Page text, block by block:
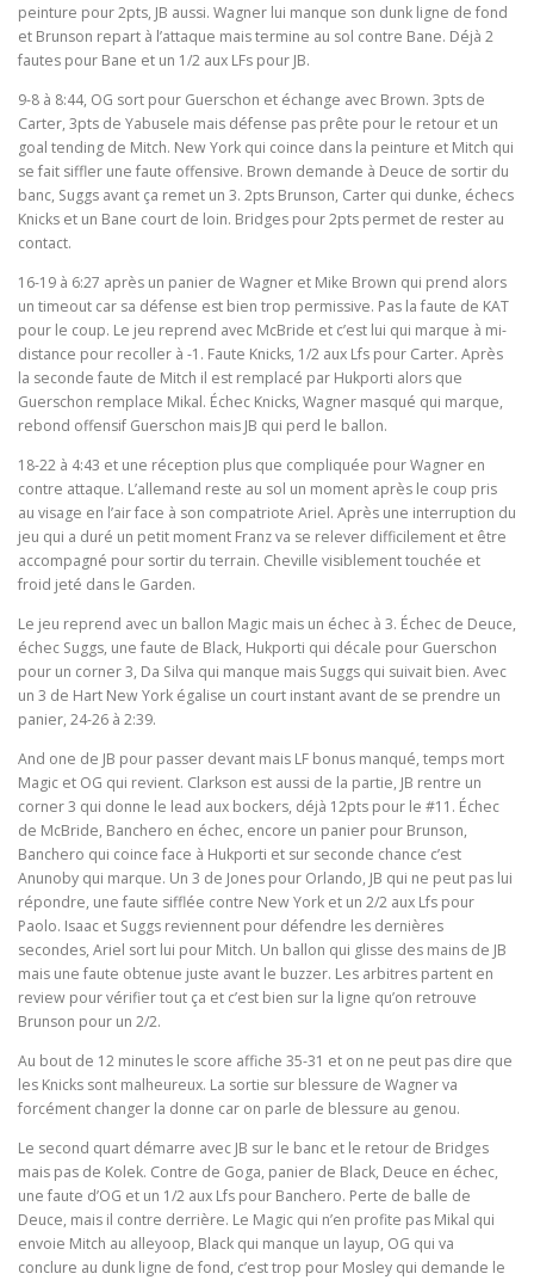
peinture pour 2pts, JB aussi. Wagner lui manque son dunk ligne de fond
et Brunson repart à l’attaque mais termine au sol contre Bane. Déjà 2
fautes pour Bane et un 1/2 aux LFs pour JB.
9-8 à 8:44, OG sort pour Guerschon et échange avec Brown. 3pts de
Carter, 3pts de Yabusele mais défense pas prête pour le retour et un
goal tending de Mitch. New York qui coince dans la peinture et Mitch qui
se fait siffler une faute offensive. Brown demande à Deuce de sortir du
banc, Suggs avant ça remet un 3. 2pts Brunson, Carter qui dunke, échecs
Knicks et un Bane court de loin. Bridges pour 2pts permet de rester au
contact.
16-19 à 6:27 après un panier de Wagner et Mike Brown qui prend alors
un timeout car sa défense est bien trop permissive. Pas la faute de KAT
pour le coup. Le jeu reprend avec McBride et c’est lui qui marque à mi-
distance pour recoller à -1. Faute Knicks, 1/2 aux Lfs pour Carter. Après
la seconde faute de Mitch il est remplacé par Hukporti alors que
Guerschon remplace Mikal. Échec Knicks, Wagner masqué qui marque,
rebond offensif Guerschon mais JB qui perd le ballon.
18-22 à 4:43 et une réception plus que compliquée pour Wagner en
contre attaque. L’allemand reste au sol un moment après le coup pris
au visage en l’air face à son compatriote Ariel. Après une interruption du
jeu qui a duré un petit moment Franz va se relever difficilement et être
accompagné pour sortir du terrain. Cheville visiblement touchée et
froid jeté dans le Garden.
Le jeu reprend avec un ballon Magic mais un échec à 3. Échec de Deuce,
échec Suggs, une faute de Black, Hukporti qui décale pour Guerschon
pour un corner 3, Da Silva qui manque mais Suggs qui suivait bien. Avec
un 3 de Hart New York égalise un court instant avant de se prendre un
panier, 24-26 à 2:39.
And one de JB pour passer devant mais LF bonus manqué, temps mort
Magic et OG qui revient. Clarkson est aussi de la partie, JB rentre un
corner 3 qui donne le lead aux bockers, déjà 12pts pour le #11. Échec
de McBride, Banchero en échec, encore un panier pour Brunson,
Banchero qui coince face à Hukporti et sur seconde chance c’est
Anunoby qui marque. Un 3 de Jones pour Orlando, JB qui ne peut pas lui
répondre, une faute sifflée contre New York et un 2/2 aux Lfs pour
Paolo. Isaac et Suggs reviennent pour défendre les dernières
secondes, Ariel sort lui pour Mitch. Un ballon qui glisse des mains de JB
mais une faute obtenue juste avant le buzzer. Les arbitres partent en
review pour vérifier tout ça et c’est bien sur la ligne qu’on retrouve
Brunson pour un 2/2.
Au bout de 12 minutes le score affiche 35-31 et on ne peut pas dire que
les Knicks sont malheureux. La sortie sur blessure de Wagner va
forcément changer la donne car on parle de blessure au genou.
Le second quart démarre avec JB sur le banc et le retour de Bridges
mais pas de Kolek. Contre de Goga, panier de Black, Deuce en échec,
une faute d’OG et un 1/2 aux Lfs pour Banchero. Perte de balle de
Deuce, mais il contre derrière. Le Magic qui n’en profite pas Mikal qui
envoie Mitch au alleyoop, Black qui manque un layup, OG qui va
conclure au dunk ligne de fond, c’est trop pour Mosley qui demande le